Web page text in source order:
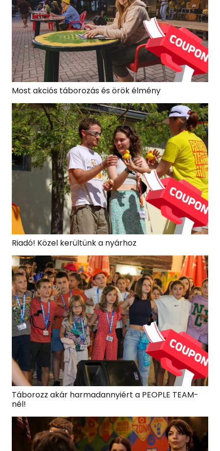
Most akciós táborozás és örök élmény
Riadó! Közel kerültünk a nyárhoz
Táborozz akár harmadannyiért a PEOPLE TEAM-
nél!